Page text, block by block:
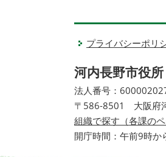
プライバシーポリ
河内長野市役所
法人番号：
〒586-8501 大阪府
組織で探す（各課のペ
開庁時間：午前9時か